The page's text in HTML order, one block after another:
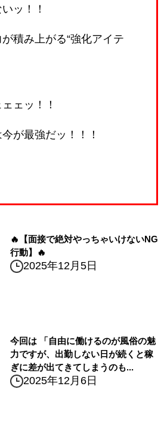
ッ！！
積み上がる“強化アイテ
ェッ！！
が最強だッ！！！
🔥【面接で絶対やっちゃいけないNG
行動】🔥
2025年12月5日
今回は 「自由に働けるのが風俗の魅
力ですが、出勤しない日が続くと稼
ぎに差が出てきてしまうのも...
2025年12月6日